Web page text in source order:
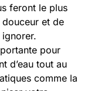
feront le plus
et de
pour
d’eau tout au
comme la